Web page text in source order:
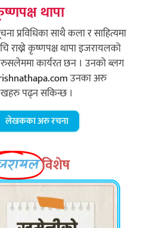
थापा
प्रविधिका साथै कला र साहित्यमा
राख्ने कृष्णपक्ष थापा इजरायलको
कार्यरत छन । उनको ब्लग
उनका अरु
पढ्न सकिन्छ ।
लेखकका अरु रचना
विशेष